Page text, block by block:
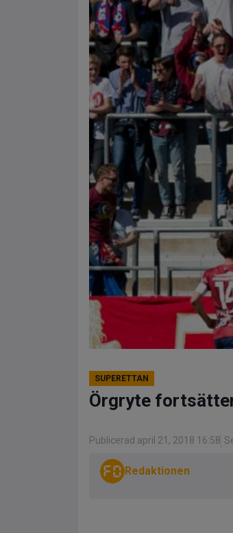
SUPERETTAN
Örgryte
Publicerad april 21, 2018 16:58
Redaktionen